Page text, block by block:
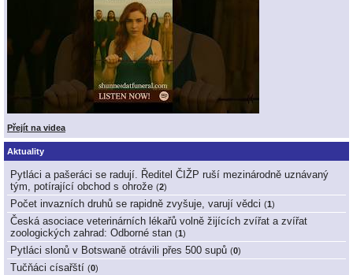
Přejít na videa
Aktuality
Pytláci a pašeráci se radují. Ředitel ČIŽP ruší mezinárodně uznávaný
tým, potírající obchod s ohrože (2)
Počet invazních druhů se rapidně zvyšuje, varují vědci (1)
Česká asociace veterinárních lékařů volně žijících zvířat a zvířat
zoologických zahrad: Odborné stan (1)
Pytláci slonů v Botswaně otrávili přes 500 supů (0)
Tučňáci císařští (0)